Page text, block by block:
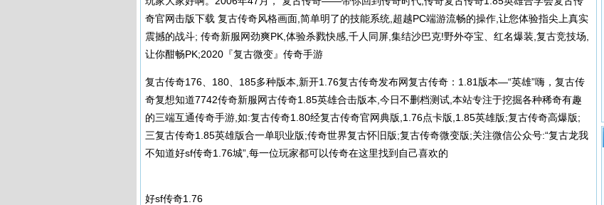
奇官网击版下载 复古传奇风格画面,简单明了的技能系统,超越PC端游流畅的操作,让您体验指尖上真实
震撼的战斗; 传奇新服网劲爽PK,体验杀戮快感,千人同屏,集结沙巴克!野外夺宝、红名爆装,复古竞技场,
让你酣畅PK;2020『复古微变』传奇手游
复古传奇176、180、185多种版本,新开1.76复古传奇发布网复古传奇：1.81版本—“英雄”嗨，复古传
奇复想知道7742传奇新服网古传奇1.85英雄合击版本,今日不删档测试,本站专注于挖掘各种稀奇有趣
的三端互通传奇手游,如:复古传奇1.80经复古传奇官网典版,1.76点卡版,1.85英雄版;复古传奇高爆版;
三复古传奇1.85英雄版合一单职业版;传奇世界复古怀旧版;复古传奇微变版;关注微信公众号:“复古龙我
不知道好sf传奇1.76城”,每一位玩家都可以传奇在这里找到自己喜欢的
好sf传奇1.76